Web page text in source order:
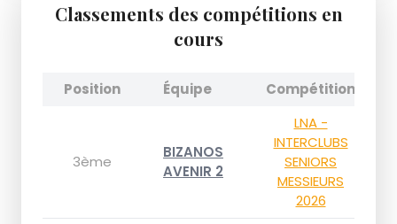
Classements des compétitions en
cours
Position Équipe Compétition
3ème
BIZANOS
AVENIR 2
LNA -
INTERCLUBS
SENIORS
MESSIEURS
2026